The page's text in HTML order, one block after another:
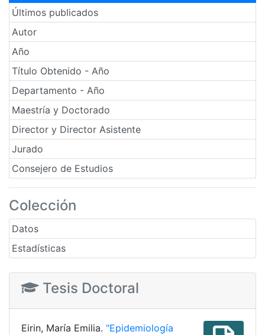
Últimos publicados
Autor
Año
Título Obtenido - Año
Departamento - Año
Maestría y Doctorado
Director y Director Asistente
Jurado
Consejero de Estudios
Colección
Datos
Estadísticas
Tesis Doctoral
Eirin, María Emilia. "Epidemiología